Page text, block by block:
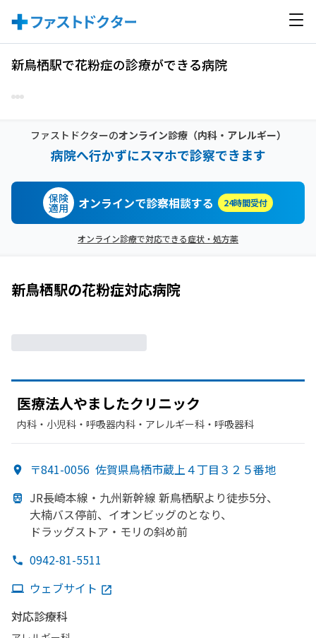
新鳥栖駅で花粉症の診療ができる病院
ファストドクターのオンライン診療（内科・アレルギー）
病院へ行かずにスマホで診察できます
保険
適用 オンラインで診察相談する 24時間受付
オンライン診療で対応できる症状・処方薬
新鳥栖駅の花粉症対応病院
医療法人やましたクリニック
内科・​小児科・​呼吸器内科・​アレルギー科・​呼吸器科
〒841-0056 佐賀県鳥栖市蔵上４丁目３２５番地
JR長崎本線・九州新幹線 新鳥栖駅より徒歩5分、
大楠バス停前、 イオンビッグのとなり、
ドラッグストア・モリの斜め前
0942-81-5511
ウェブサイト
対応診療科